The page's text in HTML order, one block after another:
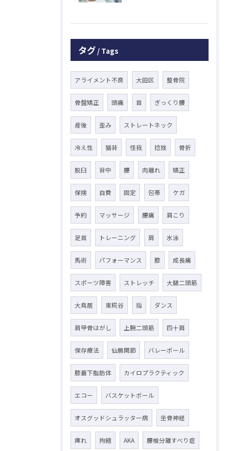
タグ Tags
アライメント不良 大田区 整骨院
骨盤矯正 頭痛 首 ぎっくり腰
産後 歪み ストレートネック
冷え性 猫背 怪我 捻挫 骨折
脱臼 背中 腰 肉離れ 矯正
保険 自費 固定 包帯 ケガ
予約 マッサージ 腰痛 肩こり
足首 トレーニング 肩 水泳
馬術 パフォーマンス 膝 成長痛
スポーツ障害 ストレッチ 大腿二頭筋
大鳥居 東糀谷 指 ダンス
肩甲骨はがし 上腕二頭筋 四十肩
保存療法 仙腸関節 バレーボール
膝蓋下脂肪体 カイロプラクティック
エコー バスケットボール
オスグッドシュラッター病 坐骨神経
痺れ 拘縮 AKA 腰椎分離すべり症